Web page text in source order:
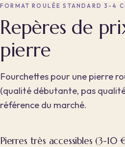
FORMAT ROULÉE STANDARD 3-4
Repères de
pierre
Fourchettes pour une pierre
(qualité débutante, pas
référence du marché.
Pierres très accessibles (3-10